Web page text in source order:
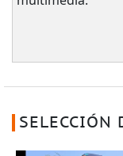
SELECCIÓN